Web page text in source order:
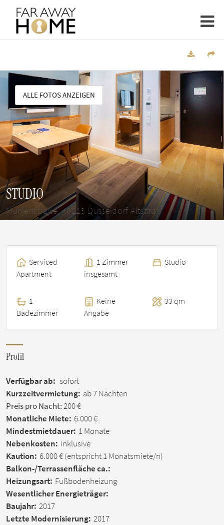
ALLE FOTOS ANZEIGEN
STUDIO
Mühlenstraße, 40213 Düsseldorf Altstadt
Serviced
Apartment
1 Zimmer
insgesamt
Studio
1
Badezimmer
Keine
Angabe
33 qm
Profil
Verfügbar ab: sofort
Kurzzeitvermietung: ab 7 Nächten
Preis pro Nacht:200 €
Monatliche Miete: 6.000 €
Mindestmietdauer: 1 Monate
Nebenkosten: inklusive
Kaution: 6.000 €(entspricht 1 Monatsmiete/n)
Balkon-/Terrassen­fläche ca.:
Heizungsart: Fußbodenheizung
Wesentlicher Energieträger:
Baujahr: 2017
Letzte Modernisierung: 2017